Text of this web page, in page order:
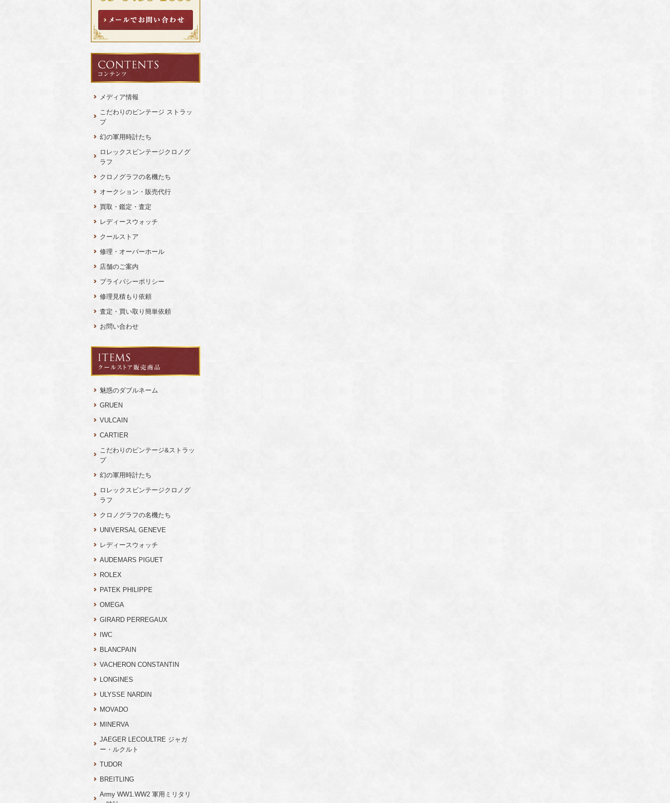
メディア情報
こだわりのビンテージ ストラッ
プ
幻の軍用時計たち
ロレックスビンテージクロノグ
ラフ
クロノグラフの名機たち
オークション・販売代行
買取・鑑定・査定
レディースウォッチ
クールストア
修理・オーバーホール
店舗のご案内
プライバシーポリシー
修理見積もり依頼
査定・買い取り簡単依頼
お問い合わせ
魅惑のダブルネーム
GRUEN
VULCAIN
CARTIER
こだわりのビンテージ&ストラッ
プ
幻の軍用時計たち
ロレックスビンテージクロノグ
ラフ
クロノグラフの名機たち
UNIVERSAL GENEVE
レディースウォッチ
AUDEMARS PIGUET
ROLEX
PATEK PHILIPPE
OMEGA
GIRARD PERREGAUX
IWC
BLANCPAIN
VACHERON CONSTANTIN
LONGINES
ULYSSE NARDIN
MOVADO
MINERVA
JAEGER LECOULTRE ジャガ
ー・ルクルト
TUDOR
BREITLING
Army WW1.WW2 軍用ミリタリ